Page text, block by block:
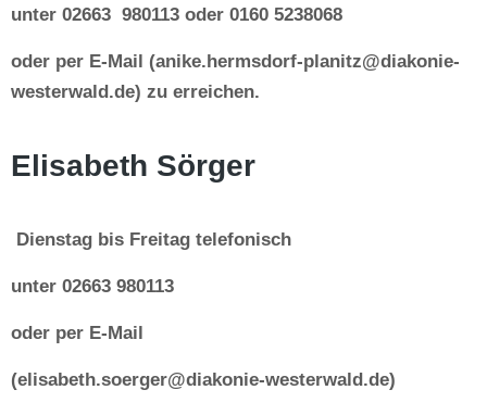
unter 02663 980113 oder 0160 5238068
oder per E-Mail (anike.hermsdorf-planitz@diakonie-
westerwald.de) zu erreichen.
Elisabeth Sörger
Dienstag bis Freitag telefonisch
unter 02663 980113
oder per E-Mail
(elisabeth.soerger@diakonie-westerwald.de)